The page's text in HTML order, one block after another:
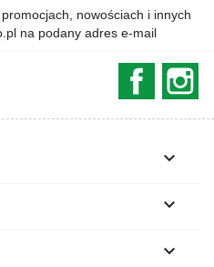
nowościach i innych
na podany adres e-mail


